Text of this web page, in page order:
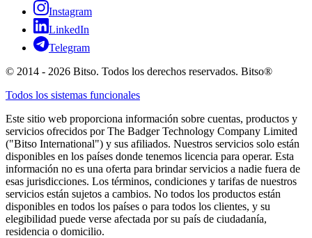
Instagram
LinkedIn
Telegram
© 2014 - 2026 Bitso. Todos los derechos reservados. Bitso®
Todos los sistemas funcionales
Este sitio web proporciona información sobre cuentas, productos y
servicios ofrecidos por The Badger Technology Company Limited
("Bitso International") y sus afiliados. Nuestros servicios solo están
disponibles en los países donde tenemos licencia para operar. Esta
información no es una oferta para brindar servicios a nadie fuera de
esas jurisdicciones. Los términos, condiciones y tarifas de nuestros
servicios están sujetos a cambios. No todos los productos están
disponibles en todos los países o para todos los clientes, y su
elegibilidad puede verse afectada por su país de ciudadanía,
residencia o domicilio.